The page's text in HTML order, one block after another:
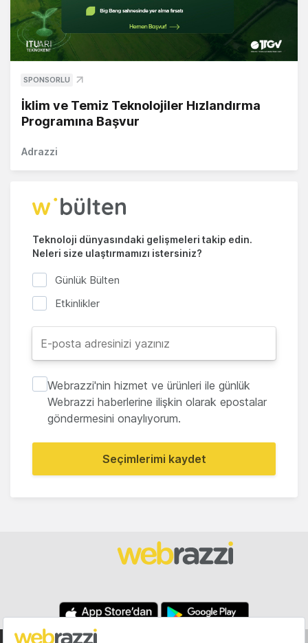
SPONSORLU
İklim ve Temiz Teknolojiler Hızlandırma
Programına Başvur
Adrazzi
Teknoloji dünyasındaki gelişmeleri takip edin.
Neleri size ulaştırmamızı istersiniz?
Günlük Bülten
Etkinlikler
Webrazzi'nin hizmet ve ürünleri ile günlük
Webrazzi haberlerine ilişkin olarak epostalar
göndermesini onaylıyorum.
Seçimlerimi kaydet